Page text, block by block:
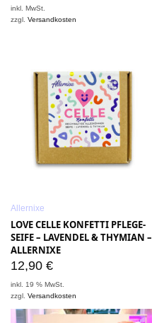
inkl. MwSt.
zzgl.Versandkosten
Allernixe
LOVE CELLE KONFETTI PFLEGE-
SEIFE – LAVENDEL & THYMIAN –
ALLERNIXE
12,90 €
inkl. 19 % MwSt.
zzgl.Versandkosten